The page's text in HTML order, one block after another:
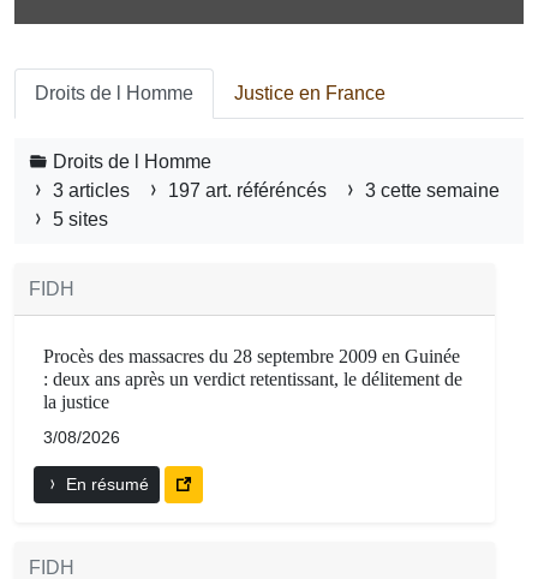
Droits de l Homme Justice en France
Droits de l Homme
3 articles
197 art. référéncés
3 cette semaine
5 sites
FIDH
Procès des massacres du 28 septembre 2009 en Guinée
: deux ans après un verdict retentissant, le délitement de
la justice
3/08/2026
En résumé
FIDH